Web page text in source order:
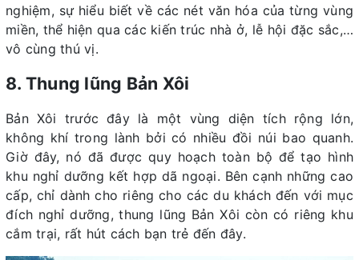
nghiệm, sự hiểu biết về các nét văn hóa của từng vùng
miền, thể hiện qua các kiến trúc nhà ở, lễ hội đặc sắc,…
vô cùng thú vị.
8. Thung lũng Bản Xôi
Bản Xôi trước đây là một vùng diện tích rộng lớn,
không khí trong lành bởi có nhiều đồi núi bao quanh.
Giờ đây, nó đã được quy hoạch toàn bộ để tạo hình
khu nghỉ dưỡng kết hợp dã ngoại. Bên cạnh những cao
cấp, chỉ dành cho riêng cho các du khách đến với mục
đích nghỉ dưỡng, thung lũng Bản Xôi còn có riêng khu
cắm trại, rất hút cách bạn trẻ đến đây.